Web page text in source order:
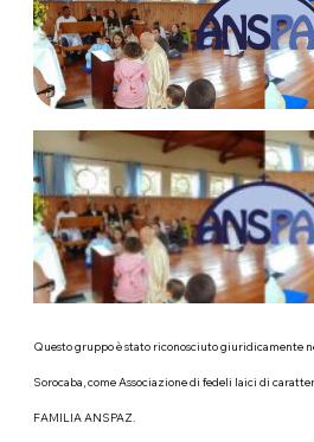
Questo gruppo è stato riconosciuto giuridicamente
Sorocaba, come Associazione di fedeli laici di
FAMILIA ANSPAZ.